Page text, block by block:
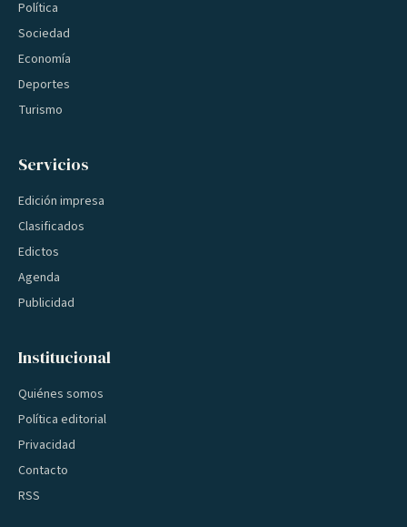
Política
Sociedad
Economía
Deportes
Turismo
Servicios
Edición impresa
Clasificados
Edictos
Agenda
Publicidad
Institucional
Quiénes somos
Política editorial
Privacidad
Contacto
RSS